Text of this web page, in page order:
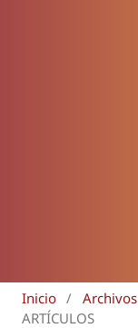
Inicio / Archivos
ARTÍCULOS